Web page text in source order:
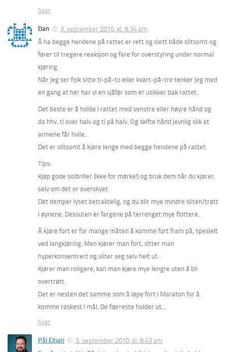
Svar
Dan
3. september 2010, kl. 8:34 am
Å ha begge hendene på rattet er rett og slett både slitsomt og
fører til tregere reaksjon og fare for overstyring under normal
kjøring.
Når jeg ser folk sitte ti-på-to eller kvart-på-tre tenker jeg med
en gang at her har vi en sjåfør som er usikker bak rattet.
Det beste er å holde i rattet med venstre eller høyre hånd og
da hhv. ti over halv og ti på halv. Og skifte hånd jevnlig slik at
armene får hvile.
Det er slitsomt å kjøre lenge med begge hendene på rattet.
Tips:
Kjøp gode solbriller (ikke for mørke!) og bruk dem når du kjører,
selv om det er overskyet.
Det demper lyset betraktelig, og du blir mye mindre sliten/trøtt
i øynene. Dessuten er fargene på terrenget mye flottere.
Å kjøre fort er for mange måten å komme fort fram på, spesielt
ved langkjøring. Men kjører man fort, sitter man
hyperkonsentrert og sliter seg selv helt ut.
Kjører man roligere, kan man kjøre mye lengre uten å bli
overtrøtt.
Det er nesten det samme som å løpe fort i Maraton for å
komme raskest i mål. De færreste holder ut…
Svar
Pål Elnan
3. september 2010, kl. 8:43 am